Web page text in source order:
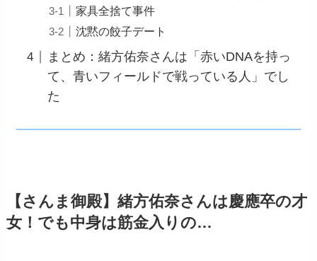
家具全捨て事件
沈黙の餃子デート
まとめ：緒方佑奈さんは「赤いDNAを持っ
て、青いフィールドで戦っている人」でし
た
【さんま御殿】緒方佑奈さんは慶應卒の才
女！でも中身は筋金入りの…